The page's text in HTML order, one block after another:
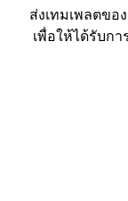
ส่งเทมเพลตขอ
เพื่อให้ได้รับก